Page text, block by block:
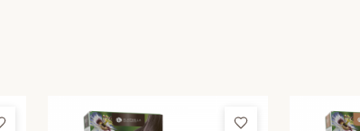
в любими Добави в